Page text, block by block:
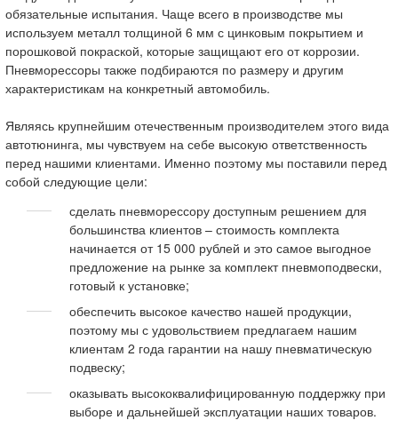
обязательные испытания. Чаще всего в производстве мы
используем металл толщиной 6 мм с цинковым покрытием и
порошковой покраской, которые защищают его от коррозии.
Пневморессоры также подбираются по размеру и другим
характеристикам на конкретный автомобиль.
Являясь крупнейшим отечественным производителем этого вида
автотюнинга, мы чувствуем на себе высокую ответственность
перед нашими клиентами. Именно поэтому мы поставили перед
собой следующие цели:
сделать пневморессору доступным решением для
большинства клиентов – стоимость комплекта
начинается от 15 000 рублей и это самое выгодное
предложение на рынке за комплект пневмоподвески,
готовый к установке;
обеспечить высокое качество нашей продукции,
поэтому мы с удовольствием предлагаем нашим
клиентам 2 года гарантии на нашу пневматическую
подвеску;
оказывать высококвалифицированную поддержку при
выборе и дальнейшей эксплуатации наших товаров.